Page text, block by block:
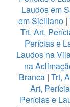
Laudos em
em Siciliano |
Trt, Art,
Perícias e
Laudos na
na
Branca | Trt,
Art,
Perícias e